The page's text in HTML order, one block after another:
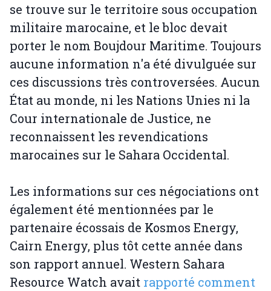
se trouve sur le territoire sous occupation
militaire marocaine, et le bloc devait
porter le nom Boujdour Maritime. Toujours
aucune information n'a été divulguée sur
ces discussions très controversées. Aucun
État au monde, ni les Nations Unies ni la
Cour internationale de Justice, ne
reconnaissent les revendications
marocaines sur le Sahara Occidental.
Les informations sur ces négociations ont
également été mentionnées par le
partenaire écossais de Kosmos Energy,
Cairn Energy, plus tôt cette année dans
son rapport annuel. Western Sahara
Resource Watch avait rapporté comment